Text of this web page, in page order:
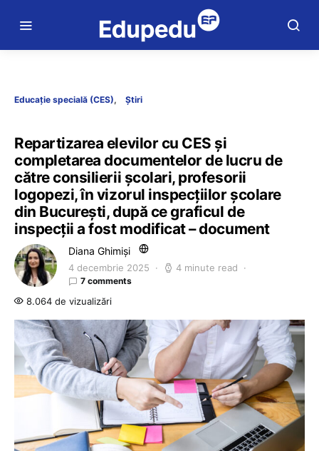
Educație specială (CES) Știri
Repartizarea elevilor cu CES și
completarea documentelor de lucru de
către consilierii școlari, profesorii
logopezi, în vizorul inspecțiilor școlare
din București, după ce graficul de
inspecții a fost modificat – document
Diana Ghimiși
4 decembrie 2025 4 minute read
7 comments
8.064 de vizualizări